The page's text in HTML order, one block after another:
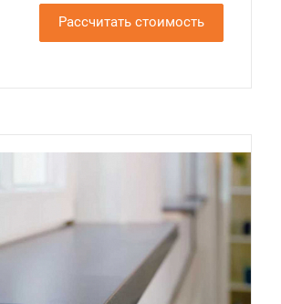
Рассчитать стоимость